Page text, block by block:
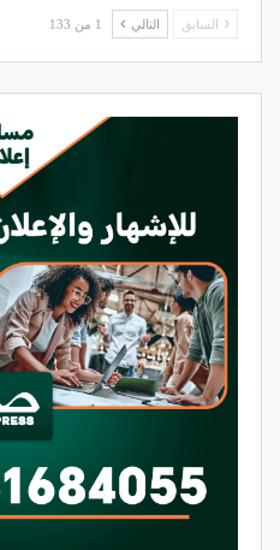
السابق التالي 1 من 133